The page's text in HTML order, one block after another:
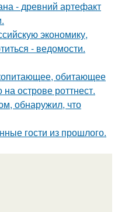
- древний артефакт
экономику,
- ведомости.
обитающее
острове роттнест.
обнаружил, что
гости из прошлого.